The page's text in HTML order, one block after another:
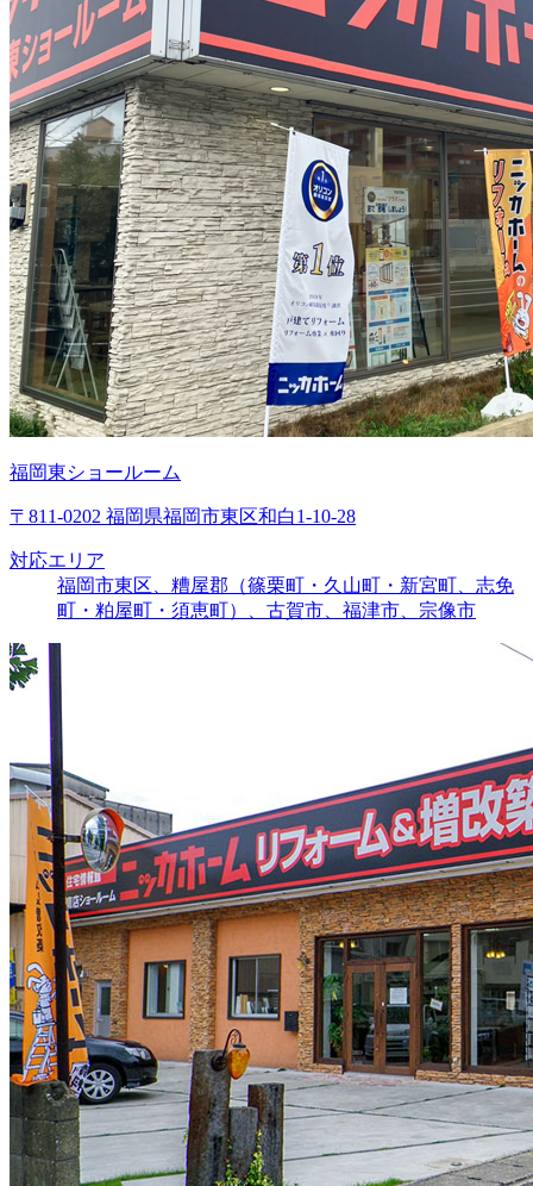
福岡東ショールーム
〒811-0202 福岡県福岡市東区和白1-10-28
対応エリア
福岡市東区、糟屋郡（篠栗町・久山町・新宮町、志免
町・粕屋町・須恵町）、古賀市、福津市、宗像市